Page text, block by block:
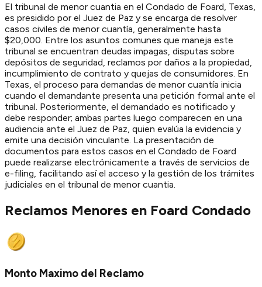
El tribunal de menor cuantia en el Condado de Foard, Texas,
es presidido por el Juez de Paz y se encarga de resolver
casos civiles de menor cuantía, generalmente hasta
$20,000. Entre los asuntos comunes que maneja este
tribunal se encuentran deudas impagas, disputas sobre
depósitos de seguridad, reclamos por daños a la propiedad,
incumplimiento de contrato y quejas de consumidores. En
Texas, el proceso para demandas de menor cuantía inicia
cuando el demandante presenta una petición formal ante el
tribunal. Posteriormente, el demandado es notificado y
debe responder; ambas partes luego comparecen en una
audiencia ante el Juez de Paz, quien evalúa la evidencia y
emite una decisión vinculante. La presentación de
documentos para estos casos en el Condado de Foard
puede realizarse electrónicamente a través de servicios de
e-filing, facilitando así el acceso y la gestión de los trámites
judiciales en el tribunal de menor cuantia.
Reclamos Menores en Foard Condado
Monto Maximo del Reclamo